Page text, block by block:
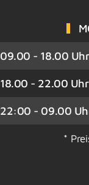
09.00 - 18.00 Uhr
18.00 - 22.00 Uhr
22:00 - 09.00
*